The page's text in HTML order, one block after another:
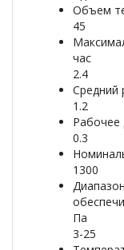
Объем
45
час
2.4
Средний
1.2
Рабочее
0.3
1300
Па
3-25